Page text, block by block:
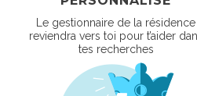
Le gestionnaire de la résidence
reviendra vers toi pour t’aider
tes recherches